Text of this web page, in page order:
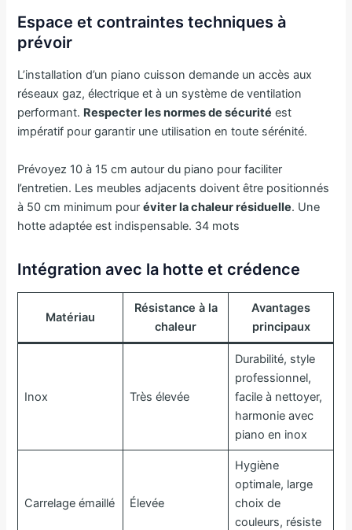
Espace et contraintes techniques à
prévoir
L’installation d’un piano cuisson demande un accès aux
réseaux gaz, électrique et à un système de ventilation
performant. Respecter les normes de sécurité est
impératif pour garantir une utilisation en toute sérénité.
Prévoyez 10 à 15 cm autour du piano pour faciliter
l’entretien. Les meubles adjacents doivent être positionnés
à 50 cm minimum pouréviter la chaleur résiduelle. Une
hotte adaptée est indispensable. 34 mots
Intégration avec la hotte et crédence
Matériau
Résistance à la
chaleur
Avantages
principaux
Inox Très élevée
Durabilité, style
professionnel,
facile à nettoyer,
harmonie avec
piano en inox
Carrelage émaillé Élevée
Hygiène
optimale, large
choix de
couleurs, résiste